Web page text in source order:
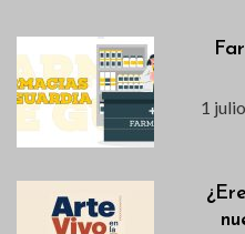
1